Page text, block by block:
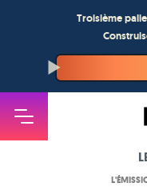
Troisième